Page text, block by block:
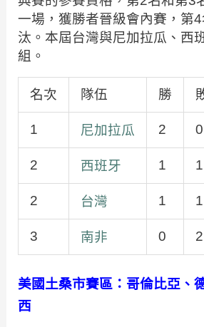
一場，獲勝者晉級會內賽，第
汰。本屆台灣與尼加拉瓜、西
組。
名次 隊伍 勝
1 尼加拉瓜 2 0
2 西班牙 1 1
2 台灣 1 1
3 南非 0 2
美國土桑市賽區： 哥倫比亞 、
西